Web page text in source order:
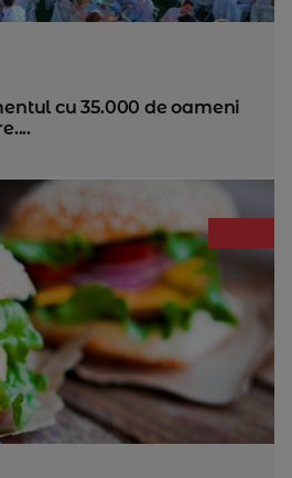
cu 35.000 de oameni